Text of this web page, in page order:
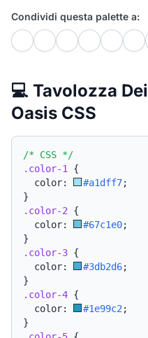
Condividi questa palette a:
💻 Tavolozza
Oasis CSS
/* CSS */
.color-1
{
  color:
#a1dff7;
}
.color-2 {
  color:
#67c1e0;
}
.color-3 {
  color:
#3db2d6;
}
.color-4 {
  color:
#1e99c2 ;
}